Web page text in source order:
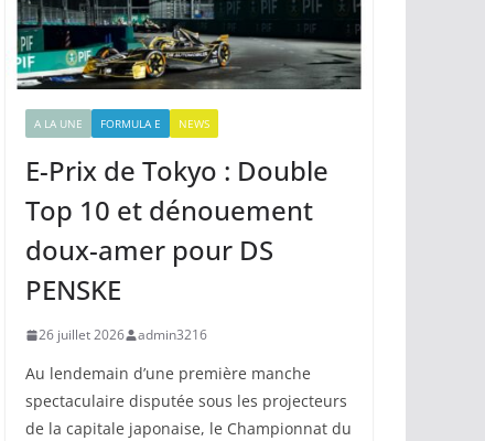
A LA UNE FORMULA E NEWS
E-Prix de Tokyo : Double
Top 10 et dénouement
doux-amer pour DS
PENSKE
26 juillet 2026 admin3216
Au lendemain d’une première manche
spectaculaire disputée sous les projecteurs
de la capitale japonaise, le Championnat du